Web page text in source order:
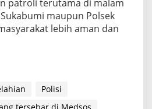
patroli terutama di malam
maupun Polsek
lebih aman dan
Polisi
tersebar di Medsos